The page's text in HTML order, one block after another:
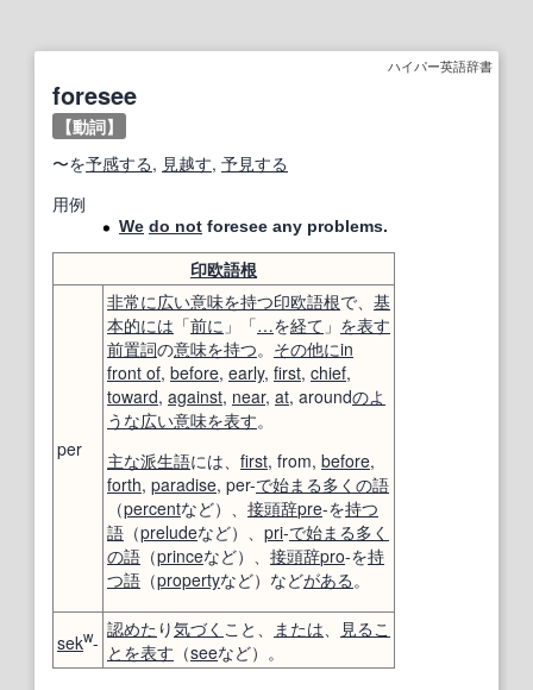
ハイパー英語辞書
foresee
【動詞】
〜を予感する, 見越す, 予見する
用例
We do not foresee any problems.
印欧語根
per
非常に広い意味を持つ印欧語根で、 基
本的には 「前に 」「…を経て 」 を表す
前置詞の意味を持つ。 その他にin
front of, before, early, first, chief,
toward, against, near, at, aroundのよ
うな広い意味を表す。
主な派生語には、 first, from, before,
forth, paradise, per-で始まる多くの語
（percentなど）、 接頭辞pre-を持つ
語 （preludeなど）、 pri-で始まる多く
の語 （princeなど）、 接頭辞pro-を持
つ語 （propertyなど）などがある。
sekw-
認めた り気づく こと、 または、
見るこ
と を表す （seeなど）。